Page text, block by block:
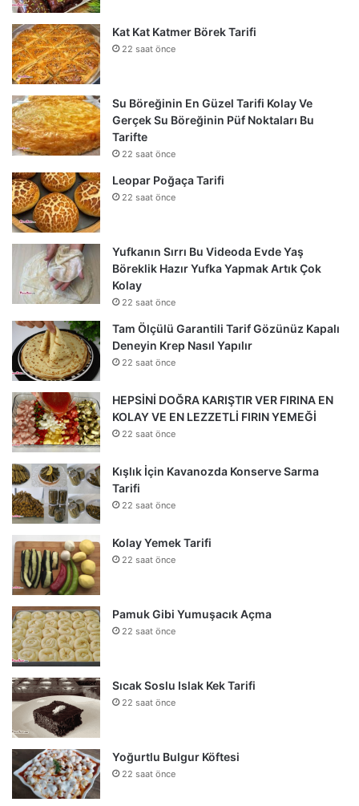
Kat Kat Katmer Börek Tarifi
22 saat önce
Su Böreğinin En Güzel Tarifi Kolay Ve
Gerçek Su Böreğinin Püf Noktaları Bu
Tarifte
22 saat önce
Leopar Poğaça Tarifi
22 saat önce
Yufkanın Sırrı Bu Videoda Evde Yaş
Böreklik Hazır Yufka Yapmak Artık Çok
Kolay
22 saat önce
Tam Ölçülü Garantili Tarif Gözünüz Kapalı
Deneyin Krep Nasıl Yapılır
22 saat önce
HEPSİNİ DOĞRA KARIŞTIR VER FIRINA EN
KOLAY VE EN LEZZETLİ FIRIN YEMEĞİ
22 saat önce
Kışlık İçin Kavanozda Konserve Sarma
Tarifi
22 saat önce
Kolay Yemek Tarifi
22 saat önce
Pamuk Gibi Yumuşacık Açma
22 saat önce
Sıcak Soslu Islak Kek Tarifi
22 saat önce
Yoğurtlu Bulgur Köftesi
22 saat önce